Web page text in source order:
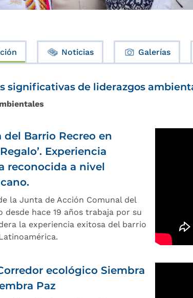
Noticias Galerías
significativas de liderazgos
del Barrio Recreo en
Experiencia
reconocida a nivel
la Junta de Acción Comunal del
desde hace 19 años trabaja por su
la experiencia exitosa del barrio
ecológico Siembra
Paz